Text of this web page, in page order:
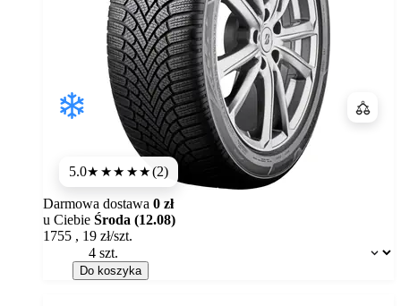
5.0★★★★★(2)
Dostępność:
Darmowa dostawa 0 zł
u Ciebie Środa (12.08)
1755 , 19 zł/szt.
Do koszyka